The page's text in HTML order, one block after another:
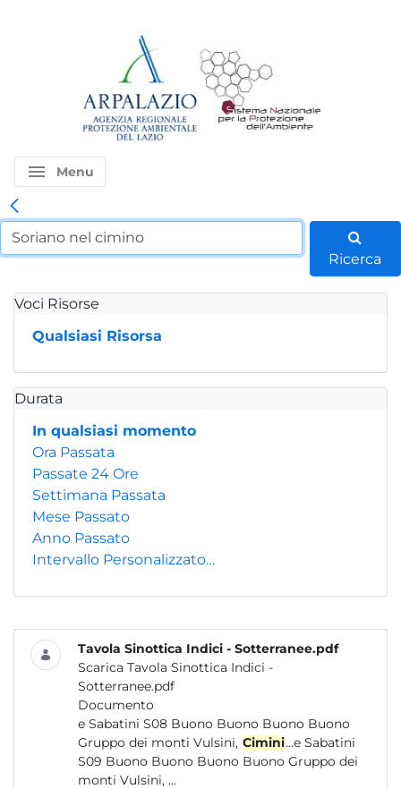
menu Menu
Ricerca
Voci Risorse
Qualsiasi Risorsa
Durata
In qualsiasi momento
Ora Passata
Passate 24 Ore
Settimana Passata
Mese Passato
Anno Passato
Intervallo Personalizzato…
Tavola Sinottica Indici - Sotterranee.pdf
Scarica Tavola Sinottica Indici -
Sotterranee.pdf
Documento
e Sabatini S08 Buono Buono Buono Buono
Gruppo dei monti Vulsini, Cimini...e Sabatini
S09 Buono Buono Buono Buono Gruppo dei
monti Vulsini, ...